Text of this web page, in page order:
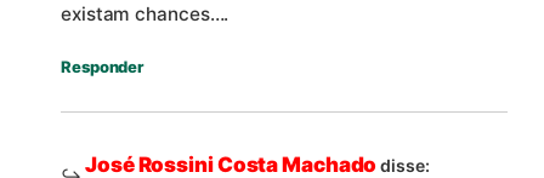
existam chances….
Responder
José Rossini Costa Machado disse: